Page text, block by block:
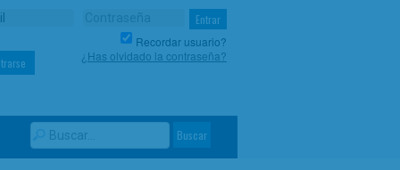
Recordar usuario?
¿Has olvidado la contraseña?